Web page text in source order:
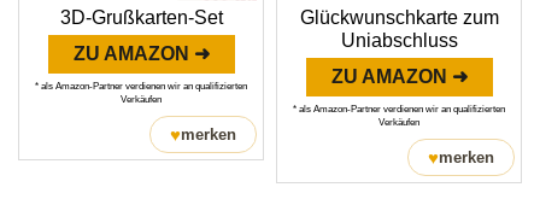
3D-Grußkarten-Set
ZU AMAZON ➜
* als Amazon-Partner verdienen wir an qualifizierten
Verkäufen
♥merken
Glückwunschkarte zum
Uniabschluss
ZU AMAZON ➜
* als Amazon-Partner verdienen wir an qualifizierten
Verkäufen
♥merken